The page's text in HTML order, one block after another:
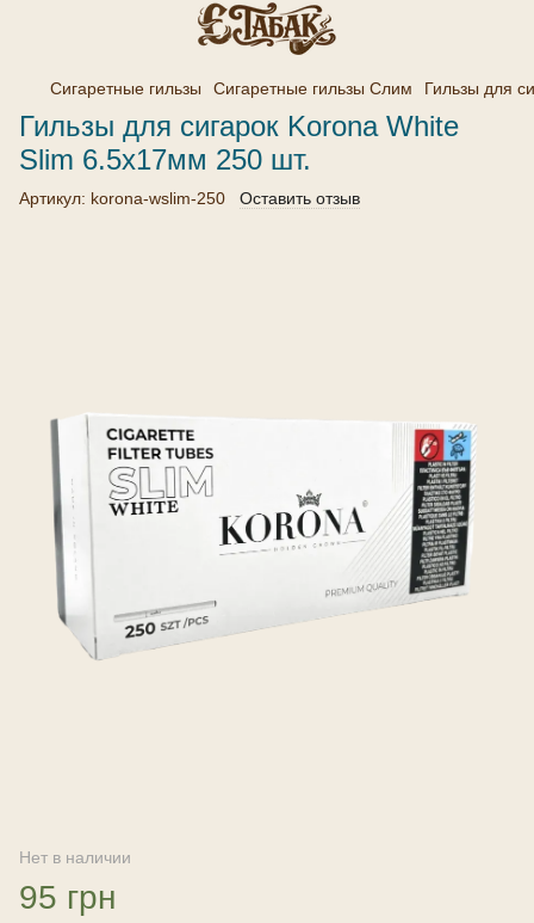
Сигаретные гильзы Сигаретные гильзы Слим Гильзы для
Гильзы для сигарок Korona White
Slim 6.5х17мм 250 шт.
Артикул: korona-wslim-250 Оставить отзыв
Нет в наличии
95 грн